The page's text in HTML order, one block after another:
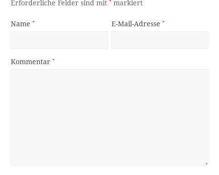
Erforderliche Felder sind mit* markiert
Name* E-Mail-Adresse*
Kommentar*